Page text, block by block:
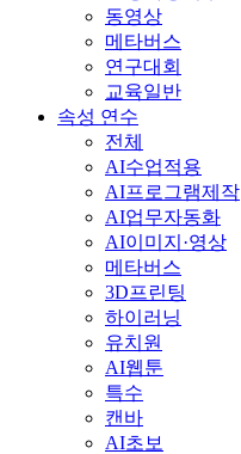
동영상
메타버스
연구대회
교육일반
속성 연수
전체
AI수업적용
AI프로그램제작
AI업무자동화
AI이미지·영상
메타버스
3D프린팅
하이러닝
유치원
AI웹툰
특수
캔바
AI초보